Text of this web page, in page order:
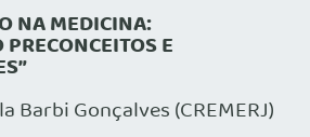
NA MEDICINA:
E
Barbi Gonçalves (CREMERJ)